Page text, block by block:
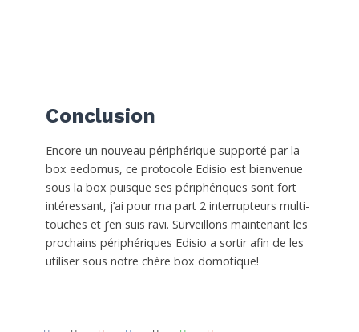
Conclusion
Encore un nouveau périphérique supporté par la
box eedomus, ce protocole Edisio est bienvenue
sous la box puisque ses périphériques sont fort
intéressant, j’ai pour ma part 2 interrupteurs multi-
touches et j’en suis ravi. Surveillons maintenant les
prochains périphériques Edisio a sortir afin de les
utiliser sous notre chère box domotique!